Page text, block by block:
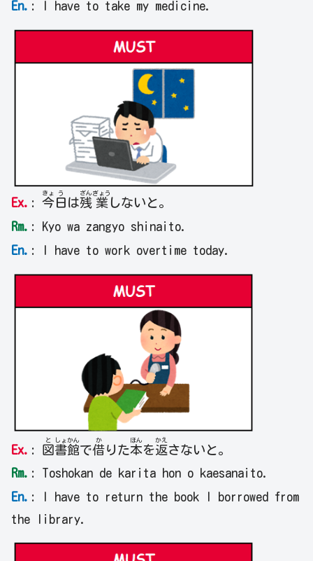
En. : I have to take my medicine.
Ex. : 今
きょ
日
う
は残
ざん
業
ぎょう
しないと。
Rm. : Kyo wa zangyo shinaito.
En. : I have to work overtime today.
Ex. : 図
と
書
しょ
館
かん
で借
か
りた本
ほん
を返
かえ
さないと。
Rm. : Toshokan de karita hon o kaesanaito.
En. : I have to return the book I borrowed from
the library.